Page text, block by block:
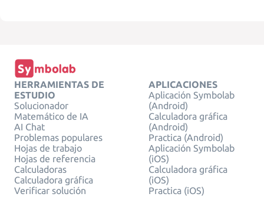
HERRAMIENTAS DE
ESTUDIO
Solucionador
Matemático de IA
AI Chat
Problemas populares
Hojas de trabajo
Hojas de referencia
Calculadoras
Calculadora gráfica
Verificar solución
APLICACIONES
Aplicación Symbolab
(Android)
Calculadora gráfica
(Android)
Practica (Android)
Aplicación Symbolab
(iOS)
Calculadora gráfica
(iOS)
Practica (iOS)